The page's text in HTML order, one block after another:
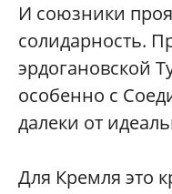
И союзники
солидарность.
эрдогановской
особенно с
далеки от
Для Кремля это